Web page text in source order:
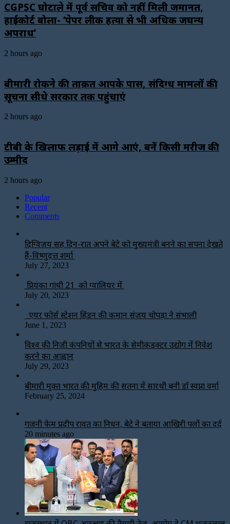
CGPSC घोटाले में पूर्व सचिव को नहीं मिली जमानत,
हाईकोर्ट बोला- ‘पेपर लीक हत्या से भी अधिक जघन्य
अपराध’
2 hours ago
बीमारी रोकने की ताक़त आपके पास, संदिग्ध मामलों की
सूचना सीधे सरकार तक पहुंचाएं
2 hours ago
टीबी के खिलाफ लड़ाई में आगे आएं, बनें किसी मरीज की
उम्मीद
2 hours ago
Popular
Recent
Comments
दिग्विजय सिंह दिन-रात अपने बेटे को मुख्यमंत्री बनने का सपना देखते
हैं-विष्णुदत्त शर्मा
July 27, 2023
प्रियंका गांधी 21 को ग्वालियर में
July 20, 2023
एयर फोर्स स्टेशन हिंडन की कमान संजय चोपड़ा ने संभाली
June 1, 2023
विश्‍व की निजी कंपनियों से भारत के सेमीकंडक्टर उद्योग में निवेश
करने का आह्वान
July 29, 2023
बीमारी मुक्त भारत की मुहिम की सतना में सारथी बनी डाॅ स्वप्ना वर्मा
February 25, 2024
गजनी फेम प्रदीप रावत का निधन, बेटे ने बताया आखिरी पलों का दर्द
20 minutes ago